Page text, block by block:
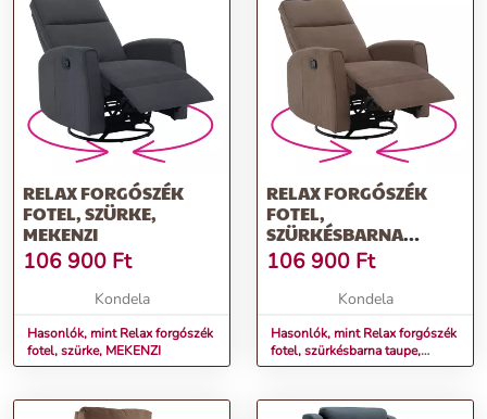
RELAX FORGÓSZÉK
FOTEL, SZÜRKE,
MEKENZI
106 900 Ft
Kondela
Hasonlók, mint Relax forgószék
fotel, szürke, MEKENZI
RELAX FORGÓSZÉK
FOTEL,
SZÜRKÉSBARNA
TAUPE, MEKENZI
106 900 Ft
Kondela
Hasonlók, mint Relax forgószék
fotel, szürkésbarna taupe,
MEKENZI